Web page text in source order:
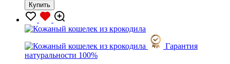
Купить
Гарантия
натуральности 100%